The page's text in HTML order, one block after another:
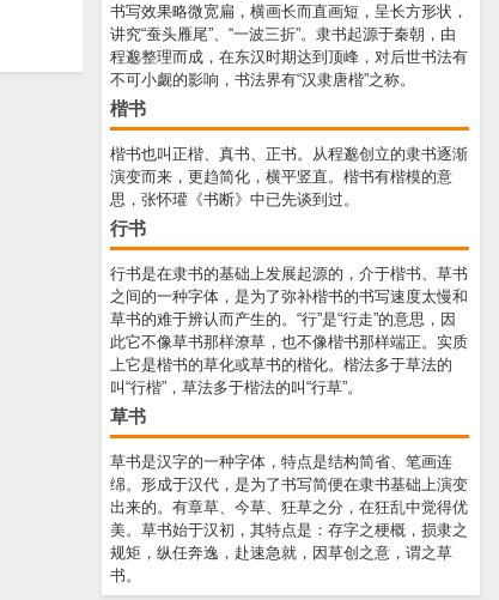
书写效果略微宽扁，横画长而直画短，呈长方形状，
讲究“蚕头雁尾”、“一波三折”。隶书起源于秦朝，由
程邈整理而成，在东汉时期达到顶峰，对后世书法有
不可小觑的影响，书法界有“汉隶唐楷”之称。
楷书
楷书也叫正楷、真书、正书。从程邈创立的隶书逐渐
演变而来，更趋简化，横平竖直。楷书有楷模的意
思，张怀瓘《书断》中已先谈到过。
行书
行书是在隶书的基础上发展起源的，介于楷书、草书
之间的一种字体，是为了弥补楷书的书写速度太慢和
草书的难于辨认而产生的。“行”是“行走”的意思，因
此它不像草书那样潦草，也不像楷书那样端正。实质
上它是楷书的草化或草书的楷化。楷法多于草法的
叫“行楷”，草法多于楷法的叫“行草”。
草书
草书是汉字的一种字体，特点是结构简省、笔画连
绵。形成于汉代，是为了书写简便在隶书基础上演变
出来的。有章草、今草、狂草之分，在狂乱中觉得优
美。草书始于汉初，其特点是：存字之梗概，损隶之
规矩，纵任奔逸，赴速急就，因草创之意，谓之草
书。